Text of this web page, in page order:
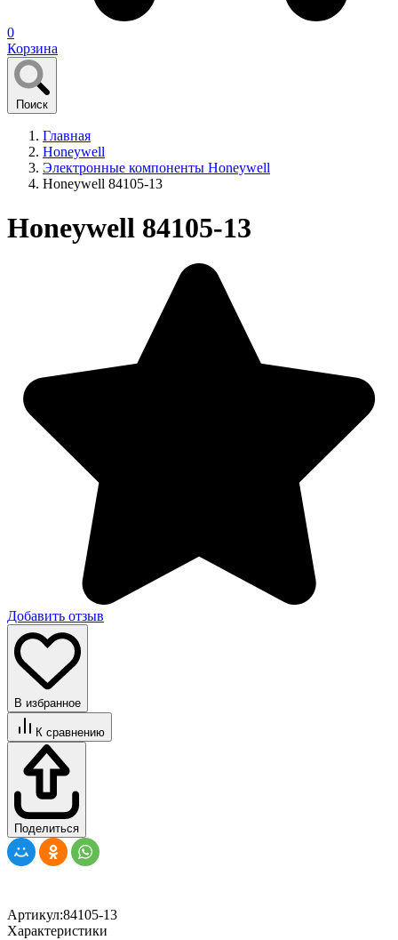
0
Корзина
Поиск
Главная
Honeywell
Электронные компоненты Honeywell
Honeywell 84105-13
Honeywell 84105-13
Добавить отзыв
В избранное
К сравнению
Поделиться
Артикул:84105-13
Характеристики